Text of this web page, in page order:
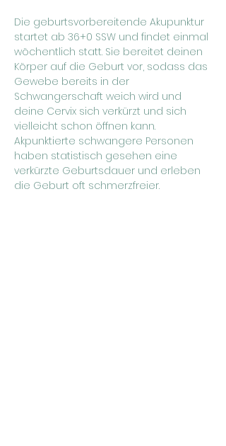
Die geburtsvorbereitende Akupunktur
startet ab 36+0 SSW und findet einmal
wöchentlich statt. Sie bereitet deinen
Körper auf die Geburt vor, sodass das
Gewebe bereits in der
Schwangerschaft weich wird und
deine Cervix sich verkürzt und sich
vielleicht schon öffnen kann.
Akpunktierte schwangere Personen
haben statistisch gesehen eine
verkürzte Geburtsdauer und erleben
die Geburt oft schmerzfreier.